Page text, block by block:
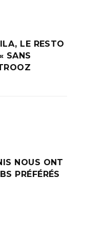
LE RESTO
SANS
NOUS ONT
PRÉFÉRÉS